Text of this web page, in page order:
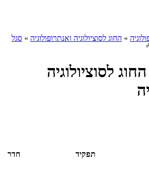
» החוג לסוציולוגיה ואנתרופולוגיה » סגל
לסוציולוגיה
תפקיד חדר